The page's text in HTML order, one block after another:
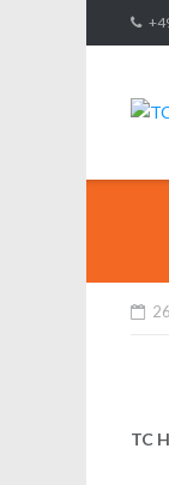
Direkt
zum
TC